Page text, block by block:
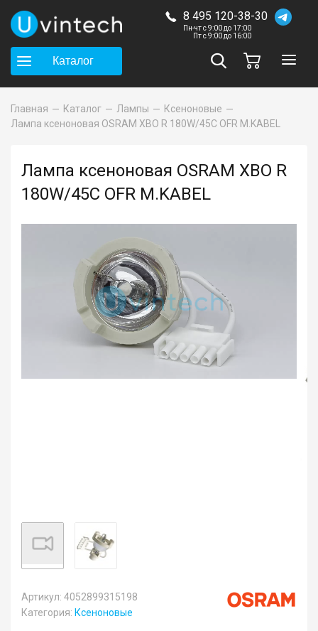
8 495 120-38-30
Пн-чт с 9:00 до 17:00
Пт с 9:00 до 16:00
Каталог
Главная Каталог Лампы
Ксеноновые
Лампа ксеноновая OSRAM XBO R 180W/45C OFR M.KABEL
Лампа ксеноновая OSRAM XBO R
180W/45C OFR M.KABEL
Артикул: 4052899315198
Категория: Ксеноновые